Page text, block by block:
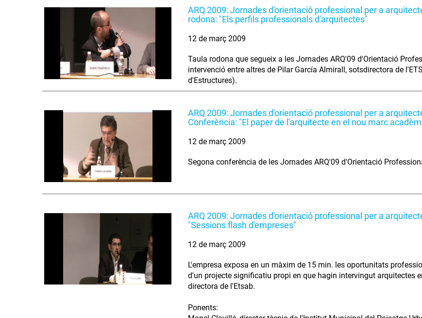
ARQ 2009: Jornades d'orientació professional per a
rodona: "Els perfils professionals d'arquitectes"
12 de març 2009
Taula rodona que segueix a les Jornades ARQ'09 d'Orientació
intervenció entre altres de Pilar García Almirall, sotsdirectora de
d'Estructures).
ARQ 2009: Jornades d'orientació professional per a
Conferència: "El paper de l'arquitecte en el nou marc
12 de març 2009
Segona conferència de les Jornades ARQ'09 d'Orientació
ARQ 2009: Jornades d'orientació professional per a
"Sessions flash d'empreses"
12 de març 2009
L'empresa exposa en un màxim de 15 min. les oportunitats
d'un projecte significatiu propi en que hagin intervingut arquitectes
directora de l'Etsab.
Ponents: